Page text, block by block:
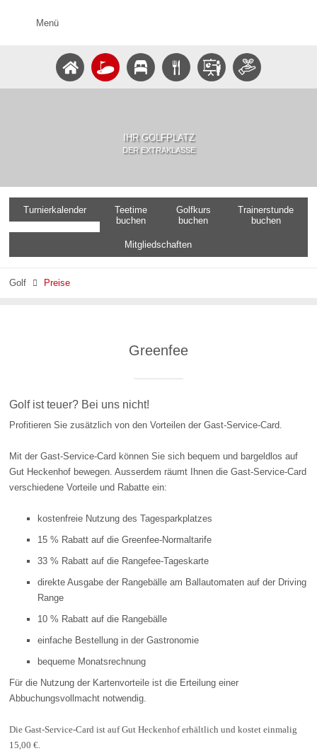
Menü
IHR GOLFPLATZ
DER EXTRAKLASSE
Turnierkalender
Teetime
buchen
Golfkurs
buchen
Trainerstunde
buchen
Mitgliedschaften
Golf  Preise
Greenfee
Golf ist teuer? Bei uns nicht!
Profitieren Sie zusätzlich von den Vorteilen der Gast-Service-Card.
Mit der Gast-Service-Card können Sie sich bequem und bargeldlos auf
Gut Heckenhof bewegen. Ausserdem räumt Ihnen die Gast-Service-Card
verschiedene Vorteile und Rabatte ein:
kostenfreie Nutzung des Tagesparkplatzes
15 % Rabatt auf die Greenfee-Normaltarife
33 % Rabatt auf die Rangefee-Tageskarte
direkte Ausgabe der Rangebälle am Ballautomaten auf der Driving
Range
10 % Rabatt auf die Rangebälle
einfache Bestellung in der Gastronomie
bequeme Monatsrechnung
Für die Nutzung der Kartenvorteile ist die Erteilung einer
Abbuchungsvollmacht notwendig.
Die Gast-Service-Card ist auf Gut Heckenhof erhältlich und kostet einmalig
15,00 €.